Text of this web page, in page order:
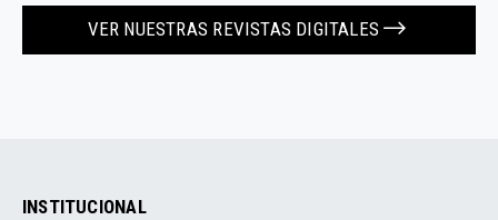
VER NUESTRAS REVISTAS DIGITALES
INSTITUCIONAL